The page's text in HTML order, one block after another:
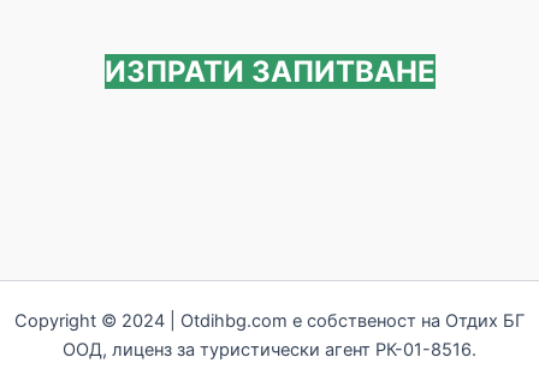
ИЗПРАТИ ЗАПИТВАНЕ
Copyright © 2024 | Otdihbg.com e собственост на Отдих БГ
ООД, лиценз за туристически агент РК-01-8516.